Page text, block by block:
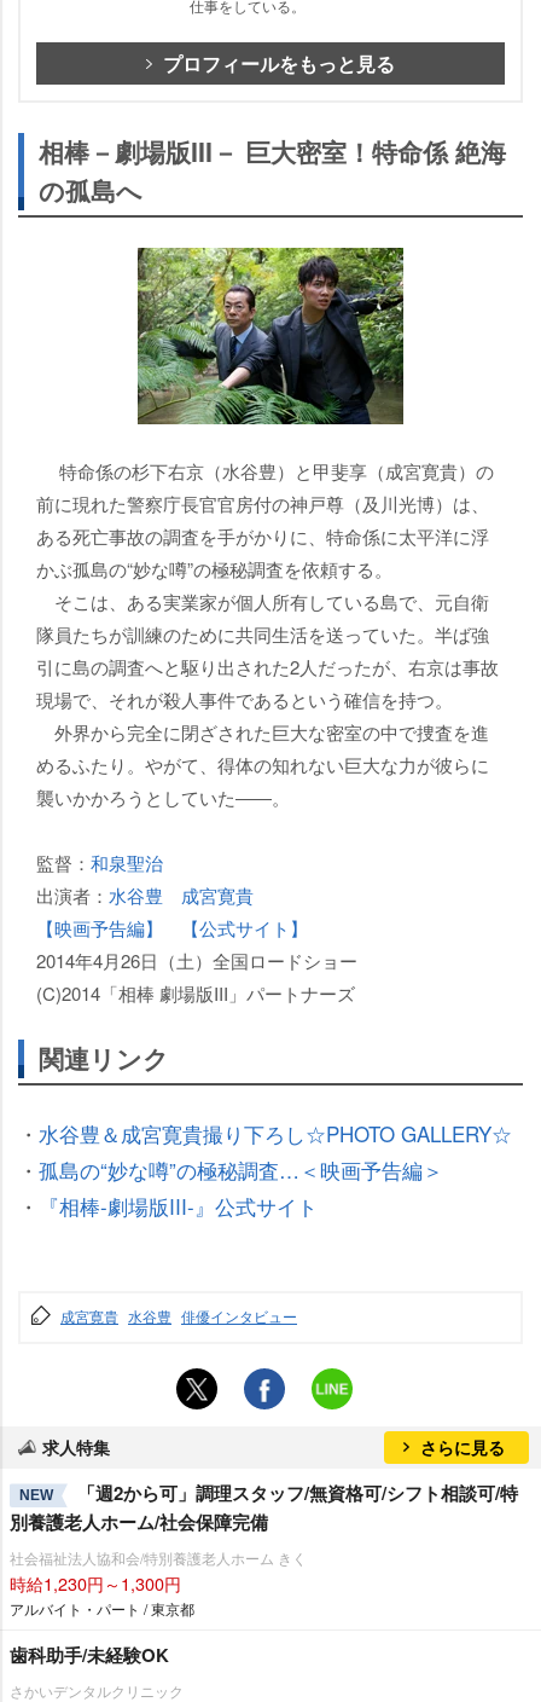
仕事をしている。
プロフィールをもっと見る
相棒－劇場版III－ 巨大密室！特命係 絶海
の孤島へ
特命係の杉下右京（水谷豊）と甲斐享（成宮寛貴）の
前に現れた警察庁長官官房付の神戸尊（及川光博）は、
ある死亡事故の調査を手がかりに、特命係に太平洋に浮
かぶ孤島の“妙な噂”の極秘調査を依頼する。
そこは、ある実業家が個人所有している島で、元自衛
隊員たちが訓練のために共同生活を送っていた。半ば強
引に島の調査へと駆り出された2人だったが、右京は事故
現場で、それが殺人事件であるという確信を持つ。
外界から完全に閉ざされた巨大な密室の中で捜査を進
めるふたり。やがて、得体の知れない巨大な力が彼らに
襲いかかろうとしていた――。
監督： 和泉聖治
出演者： 水谷豊
成宮寛貴
【映画予告編】
【公式サイト】
2014年4月26日（土）全国ロードショー
(C)2014「相棒 劇場版III」パートナーズ
関連リンク
・ 水谷豊＆成宮寛貴撮り下ろし☆PHOTO GALLERY☆
・ 孤島の“妙な噂”の極秘調査…＜映画予告編＞
・
『相棒-劇場版III-』公式サイト
成宮寛貴 水谷豊 俳優インタビュー
求人特集 さらに見る
NEW
「週2から可」調理スタッフ/無資格可/シフト相談可/特
別養護老人ホーム/社会保障完備
社会福祉法人協和会/特別養護老人ホーム きく
時給1,230円～1,300円
アルバイト・パート / 東京都
歯科助手/未経験OK
さかいデンタルクリニック